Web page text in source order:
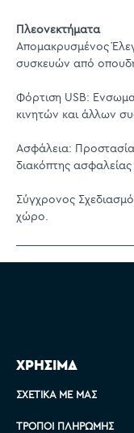
Πλεονεκτήματα
Απομακρυσμένος
συσκευών από
Φόρτιση USB:
κινητών και άλλων
Ασφάλεια:
διακόπτης
Σύγχρονος
χώρο.
ΧΡΗΣΙΜΑ
ΣΧΕΤΙΚΆ ΜΕ ΜΑΣ
ΤΡΌΠΟΙ ΠΛΗΡΩΜΉΣ